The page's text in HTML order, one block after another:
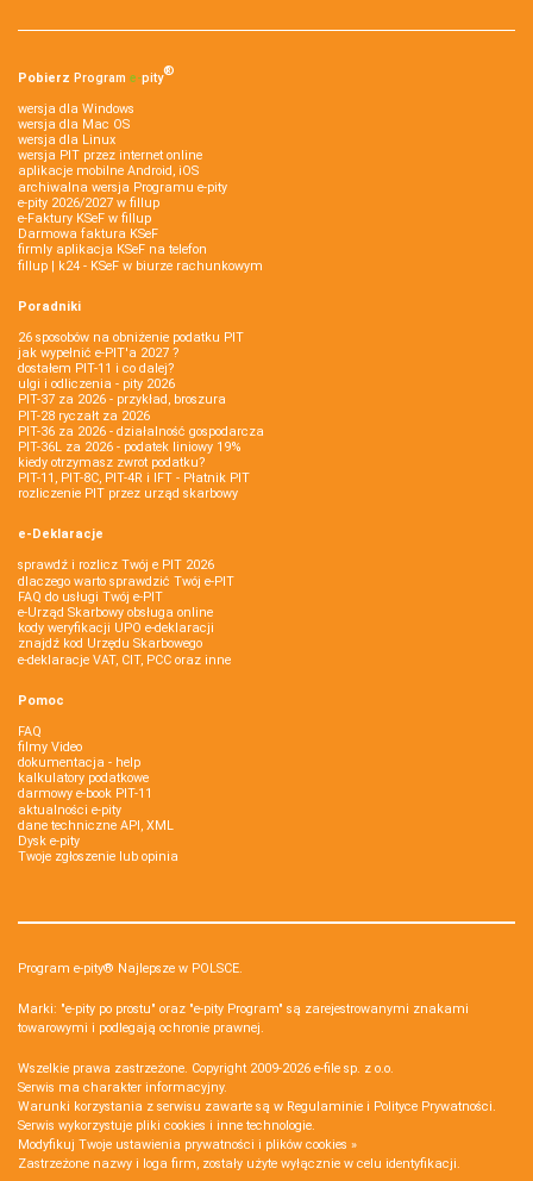
Pobierz Program e‑pity®
wersja dla Windows
wersja dla Mac OS
wersja dla Linux
wersja PIT przez internet online
aplikacje mobilne Android, iOS
archiwalna wersja Programu e-pity
e-pity 2026/2027 w fillup
e‑Faktury KSeF w fillup
Darmowa faktura KSeF
firmly aplikacja KSeF na telefon
fillup | k24 - KSeF w biurze rachunkowym
Poradniki
26 sposobów na obniżenie podatku PIT
jak wypełnić e-PIT'a 2027 ?
dostałem PIT-11 i co dalej?
ulgi i odliczenia - pity 2026
PIT-37 za 2026 - przykład, broszura
PIT-28 ryczałt za 2026
PIT-36 za 2026 - działalność gospodarcza
PIT-36L za 2026 - podatek liniowy 19%
kiedy otrzymasz zwrot podatku?
PIT-11, PIT-8C, PIT-4R i IFT - Płatnik PIT
rozliczenie PIT przez urząd skarbowy
e-Deklaracje
sprawdź i rozlicz Twój e PIT 2026
dlaczego warto sprawdzić Twój e-PIT
FAQ do usługi Twój e-PIT
e-Urząd Skarbowy obsługa online
kody weryfikacji UPO e-deklaracji
znajdź kod Urzędu Skarbowego
e-deklaracje VAT, CIT, PCC oraz inne
Pomoc
FAQ
filmy Video
dokumentacja - help
kalkulatory podatkowe
darmowy e-book PIT-11
aktualności e-pity
dane techniczne API, XML
Dysk e-pity
Twoje zgłoszenie lub opinia
Program e-pity® Najlepsze w POLSCE.
Marki: "e-pity po prostu" oraz "e-pity Program" są zarejestrowanymi znakami
towarowymi i podlegają ochronie prawnej.
Wszelkie prawa zastrzeżone. Copyright 2009-2026 e-file sp. z o.o.
Serwis ma charakter informacyjny.
Warunki korzystania z serwisu zawarte są w Regulaminie i Polityce Prywatności.
Serwis wykorzystuje pliki cookies i inne technologie.
Modyfikuj Twoje ustawienia prywatności i plików cookies »
Zastrzeżone nazwy i loga firm, zostały użyte wyłącznie w celu identyfikacji.